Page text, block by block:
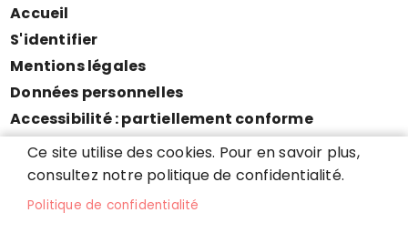
Menu
Pied
de
page
Accueil
S'identifier
Mentions légales
Données personnelles
Accessibilité : partiellement conforme
Cookies
Contact
Presse
Ce site utilise des cookies. Pour en savoir plus,
consultez notre politique de confidentialité.
Politique de confidentialité